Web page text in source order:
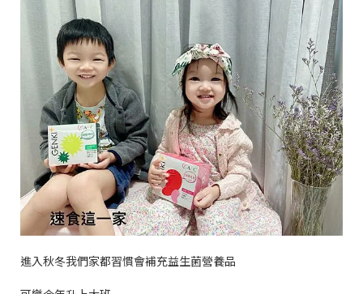
進入秋冬我們家都習慣會補充益生菌營養品